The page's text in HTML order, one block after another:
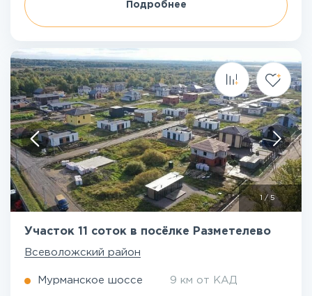
Подробнее
1 /5
Участок 11 соток в посёлке Разметелево
Всеволожский район
Мурманское шоссе 9 км от КАД